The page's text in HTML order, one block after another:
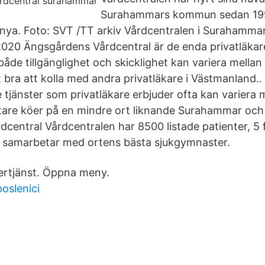
Surahammars kommun sedan
Foto: SVT /TT arkiv Vårdcentralen i
Ängsgårdens Vårdcentral är de enda
tillgänglighet och skicklighet kan variera
att kolla med andra privatläkare i
som privatläkare erbjuder ofta kan variera
köer på en mindre ort liknande Surahammar
Vårdcentralen har 8500 listade patienter, 5
med ortens bästa sjukgymnaster.
Öppna meny.